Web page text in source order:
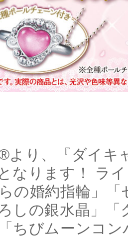
より、『ダイキ
なります！ ラ
の婚約指輪」
しの銀水晶」
ちびムーンコ